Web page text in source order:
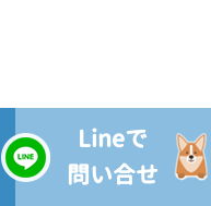
Lineで
問い合せ